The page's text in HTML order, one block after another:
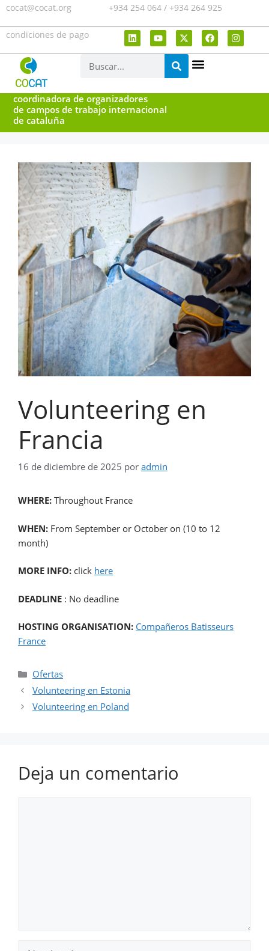
cocat@cocat.org +934 254 064 / +934 264 925
condiciones de pago
coordinadora de organizadores
de campos de trabajo internacional
de cataluña
Volunteering en
Francia
16 de diciembre de 2025 por admin
WHERE: Throughout France
WHEN: From September or October on (10 to 12
month)
MORE INFO: click here
DEADLINE : No deadline
HOSTING ORGANISATION: Compañeros Batisseurs
France
Ofertas
Volunteering en Estonia
Volunteering en Poland
Deja un comentario